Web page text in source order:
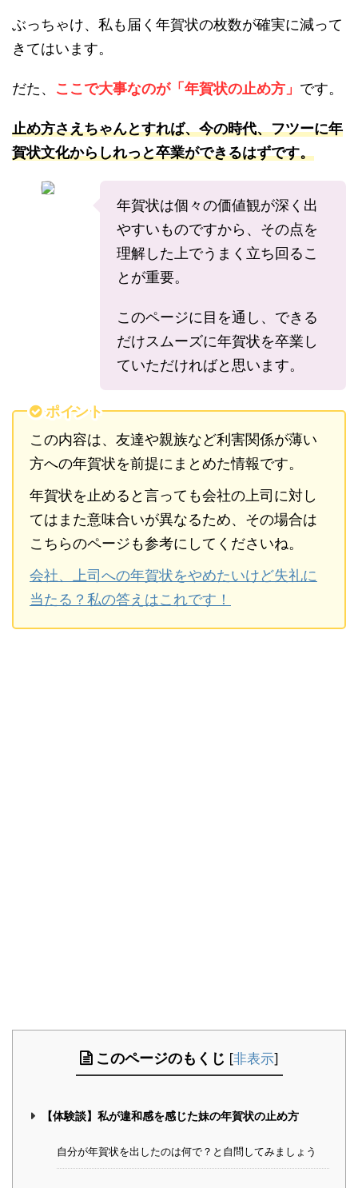
ぶっちゃけ、私も届く年賀状の枚数が確実に減って
きてはいます。
だた、 ここで大事なのが「年賀状の止め方」 です。
止め方さえちゃんとすれば、今の時代、フツーに年
賀状文化からしれっと卒業ができるはずです。
年賀状は個々の価値観が深く出
やすいものですから、その点を
理解した上でうまく立ち回るこ
とが重要。
このページに目を通し、できる
だけスムーズに年賀状を卒業し
ていただければと思います。
ポイント
この内容は、友達や親族など利害関係が薄い
方への年賀状を前提にまとめた情報です。
年賀状を止めると言っても会社の上司に対し
てはまた意味合いが異なるため、その場合は
こちらのページも参考にしてくださいね。
会社、上司への年賀状をやめたいけど失礼に
当たる？私の答えはこれです！
このページのもくじ [非表示]
【体験談】私が違和感を感じた妹の年賀状の止め方
自分が年賀状を出したのは何で？と自問してみましょう